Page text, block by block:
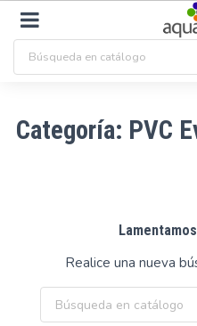
Categoría: PVC
Realice una nueva